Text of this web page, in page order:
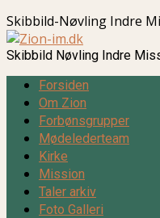
Skibbild-Nøvling Indre
Skibbild Nøvling Indre
Forsiden
Om Zion
Forbønsgrupper
Mødelederteam
Kirke
Mission
Taler arkiv
Foto Galleri